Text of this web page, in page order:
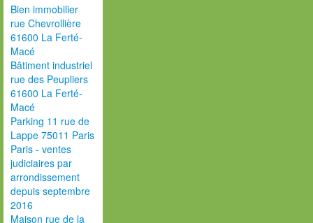
Bien immobilier
rue Chevrollière
61600 La Ferté-
Macé
Bâtiment industriel
rue des Peupliers
61600 La Ferté-
Macé
Parking 11 rue de
Lappe 75011 Paris
Paris - ventes
judiciaires par
arrondissement
depuis septembre
2016
Maison rue de la